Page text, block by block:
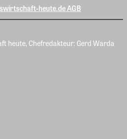
heute.de AGB
heute, Chefredakteur: Gerd Warda